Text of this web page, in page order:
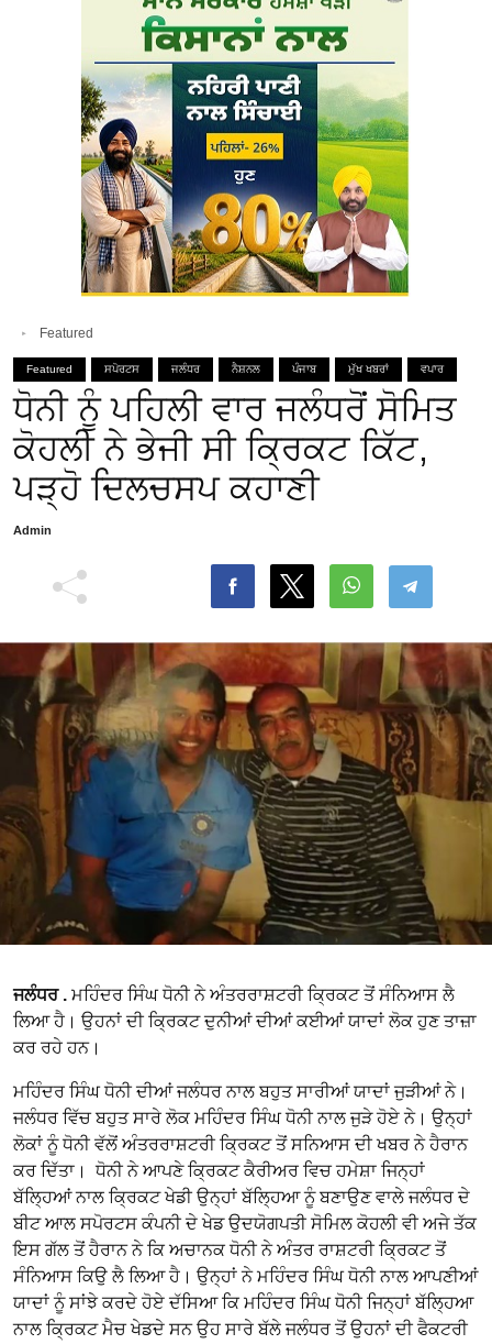
Featured
Featured ਸਪੋਰਟਸ ਜਲੰਧਰ ਨੈਸ਼ਨਲ ਪੰਜਾਬ ਮੁੱਖ ਖਬਰਾਂ ਵਪਾਰ
ਧੋਨੀ ਨੂੰ ਪਹਿਲੀ ਵਾਰ ਜਲੰਧਰੋਂ ਸੋਮਿਤ
ਕੋਹਲੀ ਨੇ ਭੇਜੀ ਸੀ ਕ੍ਰਿਕਟ ਕਿੱਟ,
ਪੜ੍ਹੋ ਦਿਲਚਸਪ ਕਹਾਣੀ
Admin
ਜਲੰਧਰ . ਮਹਿੰਦਰ ਸਿੰਘ ਧੋਨੀ ਨੇ ਅੰਤਰਰਾਸ਼ਟਰੀ ਕ੍ਰਿਕਟ ਤੋਂ ਸੰਨਿਆਸ ਲੈ
ਲਿਆ ਹੈ। ਉਹਨਾਂ ਦੀ ਕ੍ਰਿਕਟ ਦੁਨੀਆਂ ਦੀਆਂ ਕਈਆਂ ਯਾਦਾਂ ਲੋਕ ਹੁਣ ਤਾਜ਼ਾ
ਕਰ ਰਹੇ ਹਨ।
ਮਹਿੰਦਰ ਸਿੰਘ ਧੋਨੀ ਦੀਆਂ ਜਲੰਧਰ ਨਾਲ ਬਹੁਤ ਸਾਰੀਆਂ ਯਾਦਾਂ ਜੁੜੀਆਂ ਨੇ।
ਜਲੰਧਰ ਵਿੱਚ ਬਹੁਤ ਸਾਰੇ ਲੋਕ ਮਹਿੰਦਰ ਸਿੰਘ ਧੋਨੀ ਨਾਲ ਜੁੜੇ ਹੋਏ ਨੇ। ਉਨ੍ਹਾਂ
ਲੋਕਾਂ ਨੂੰ ਧੋਨੀ ਵੱਲੋਂ ਅੰਤਰਰਾਸ਼ਟਰੀ ਕ੍ਰਿਕਟ ਤੋਂ ਸਨਿਆਸ ਦੀ ਖਬਰ ਨੇ ਹੈਰਾਨ
ਕਰ ਦਿੱਤਾ। ਧੋਨੀ ਨੇ ਆਪਣੇ ਕ੍ਰਿਕਟ ਕੈਰੀਅਰ ਵਿਚ ਹਮੇਸ਼ਾ ਜਿਨ੍ਹਾਂ
ਬੱਲ੍ਹਿਆਂ ਨਾਲ ਕ੍ਰਿਕਟ ਖੇਡੀ ਉਨ੍ਹਾਂ ਬੱਲ੍ਹਿਆ ਨੂੰ ਬਣਾਉਣ ਵਾਲੇ ਜਲੰਧਰ ਦੇ
ਬੀਟ ਆਲ ਸਪੋਰਟਸ ਕੰਪਨੀ ਦੇ ਖੇਡ ਉਦਯੋਗਪਤੀ ਸੋਮਿਲ ਕੋਹਲੀ ਵੀ ਅਜੇ ਤੱਕ
ਇਸ ਗੱਲ ਤੋਂ ਹੈਰਾਨ ਨੇ ਕਿ ਅਚਾਨਕ ਧੋਨੀ ਨੇ ਅੰਤਰ ਰਾਸ਼ਟਰੀ ਕ੍ਰਿਕਟ ਤੋਂ
ਸੰਨਿਆਸ ਕਿਉ ਲੈ ਲਿਆ ਹੈ। ਉਨ੍ਹਾਂ ਨੇ ਮਹਿੰਦਰ ਸਿੰਘ ਧੋਨੀ ਨਾਲ ਆਪਣੀਆਂ
ਯਾਦਾਂ ਨੂੰ ਸਾਂਝੇ ਕਰਦੇ ਹੋਏ ਦੱਸਿਆ ਕਿ ਮਹਿੰਦਰ ਸਿੰਘ ਧੋਨੀ ਜਿਨ੍ਹਾਂ ਬੱਲ੍ਹਿਆ
ਨਾਲ ਕ੍ਰਿਕਟ ਮੈਚ ਖੇਡਦੇ ਸਨ ਉਹ ਸਾਰੇ ਬੱਲੇ ਜਲੰਧਰ ਤੋਂ ਉਹਨਾਂ ਦੀ ਫੈਕਟਰੀ